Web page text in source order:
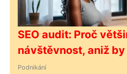
SEO audit: Proč
návštěvnost, aniž
Podnikání